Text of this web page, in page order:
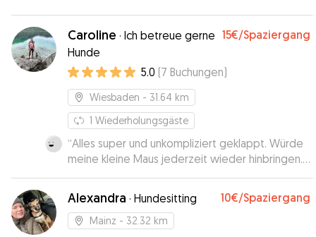
Caroline · Ich betreue gerne
Hunde
15€/Spaziergang
5.0 (7 Buchungen)
Wiesbaden - 31.64 km
1 Wiederholungsgäste
“Alles super und unkompliziert geklappt. Würde
meine kleine Maus jederzeit wieder hinbringen.
Ihr Hund ist auch sehr freundlich.🥰”
Alexandra · Hundesitting 10€/Spaziergang
Mainz - 32.32 km